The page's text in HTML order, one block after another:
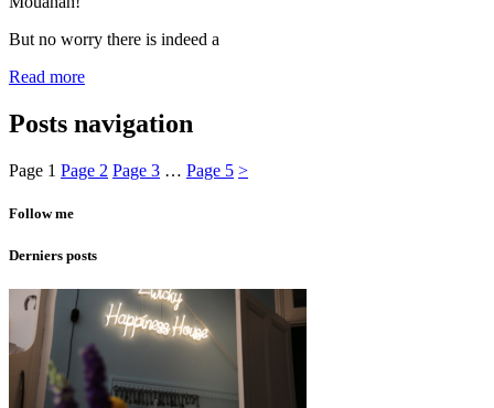
But no worry there is indeed a
Read more
Posts navigation
Page 1 Page 2 Page 3 … Page 5 >
Follow me
Derniers posts